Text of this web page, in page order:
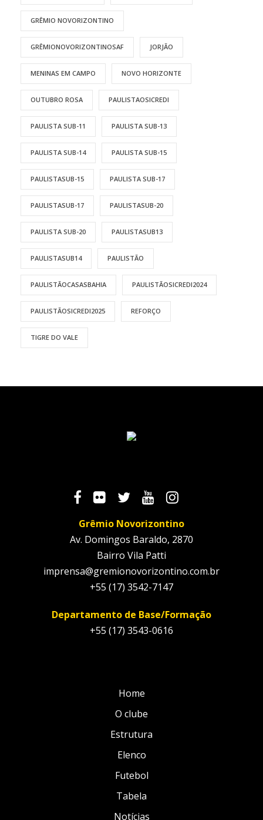
GRÊMIO NOVORIZONTINO
GRÊMIONOVORIZONTINOSAF JORJÃO
MENINAS EM CAMPO NOVO HORIZONTE
OUTUBRO ROSA PAULISTAOSICREDI
PAULISTA SUB-11 PAULISTA SUB-13
PAULISTA SUB-14 PAULISTA SUB-15
PAULISTASUB-15 PAULISTA SUB-17
PAULISTASUB-17 PAULISTASUB-20
PAULISTA SUB-20 PAULISTASUB13
PAULISTASUB14 PAULISTÃO
PAULISTÃOCASASBAHIA PAULISTÃOSICREDI2024
PAULISTÃOSICREDI2025 REFORÇO
TIGRE DO VALE
Grêmio Novorizontino
Av. Domingos Baraldo, 2870
Bairro Vila Patti
imprensa@gremionovorizontino.com.br
+55 (17) 3542-7147
Departamento de Base/Formação
+55 (17) 3543-0616
Home
O clube
Estrutura
Elenco
Futebol
Tabela
Notícias